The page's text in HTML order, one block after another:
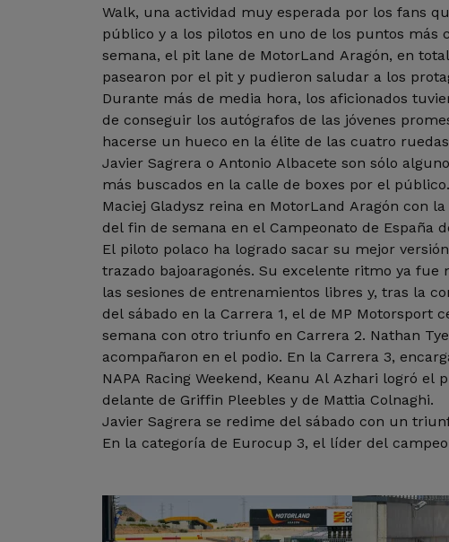
Walk, una actividad muy esperada por los fans
público y a los pilotos en uno de los puntos más
semana, el pit lane de MotorLand Aragón, en
pasearon por el pit y pudieron saludar a los
Durante más de media hora, los aficionados
de conseguir los autógrafos de las jóvenes
hacerse un hueco en la élite de las cuatro
Javier Sagrera o Antonio Albacete son sólo
más buscados en la calle de boxes por el público.
Maciej Gladysz reina en MotorLand Aragón con
del fin de semana en el Campeonato de España
El piloto polaco ha logrado sacar su mejor
trazado bajoaragonés. Su excelente ritmo ya fue
las sesiones de entrenamientos libres y, tras la
del sábado en la Carrera 1, el de MP Motorsport
semana con otro triunfo en Carrera 2. Nathan
acompañaron en el podio. En la Carrera 3,
NAPA Racing Weekend, Keanu Al Azhari logró el
delante de Griffin Pleebles y de Mattia Colnaghi.
Javier Sagrera se redime del sábado con un
En la categoría de Eurocup 3, el líder del